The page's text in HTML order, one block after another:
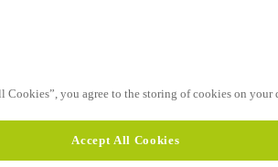
you agree to the storing of cookies on your
Accept All Cookies